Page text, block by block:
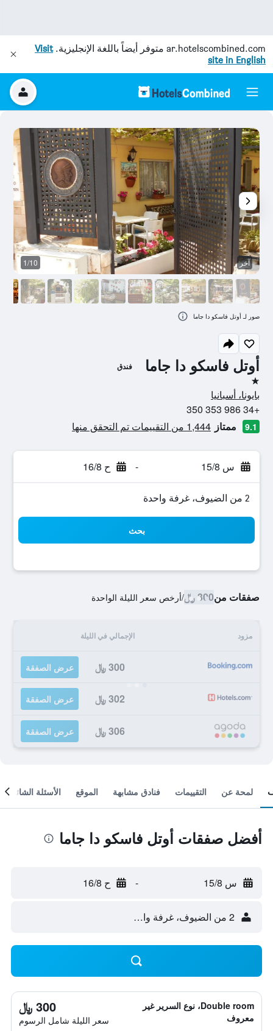
ar.hotelscombined.com متوفر أيضاً باللغة الإنجليزية.Visit
site in English
أوتل فاسكو دا جاما فندق
نجمة واحدة
بايونا، أسبانيا
+34 986 353 350
9.1 ممتاز 1,444 من التقييمات تم التحقق منها
س 15/8 - ح 16/8
2 من الضيوف، غرفة واحدة
بحث
صفقات من300 ﷼ /أرخص سعر الليلة الواحدة
مزود الإجمالي في الليلة
300 ﷼ عرض الصفقة
302 ﷼ عرض الصفقة
306 ﷼ عرض الصفقة
آخر 1/10
صور لـ أوتل فاسكو دا جاما
لمحة عن التقييمات فنادق مشابهة الموقع الأسئلة الشائعة
أفضل صفقات أوتل فاسكو دا جاما
س 15/8 - ح 16/8
2 من الضيوف، غرفة واحدة
Double room، نوع السرير غير
معروف
300 ﷼
سعر الليلة شامل الرسوم